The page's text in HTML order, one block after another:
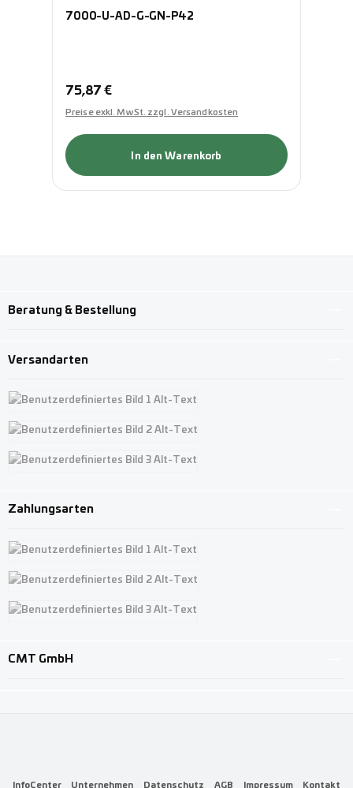
7000-U-AD-G-GN-P42
Regulärer Preis:
75,87 €
Preise exkl. MwSt. zzgl. Versandkosten
In den Warenkorb
Beratung & Bestellung
Versandarten
Benutzerdefiniertes Bild 1
Benutzerdefiniertes Bild 2
Zahlungsarten
Benutzerdefiniertes Bild 1
Benutzerdefiniertes Bild 2
CMT GmbH
InfoCenter Unternehmen Datenschutz AGB Impressum Kontakt